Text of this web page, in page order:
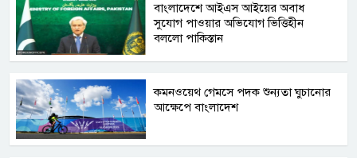
বাংলাদেশে আইএস আইয়ের অবাধ
সুযোগ পাওয়ার অভিযোগ ভিত্তিহীন
বললো পাকিস্তান
কমনওয়েথ গেমসে পদক শুন্যতা ঘুচানোর
আক্ষেপে বাংলাদেশ